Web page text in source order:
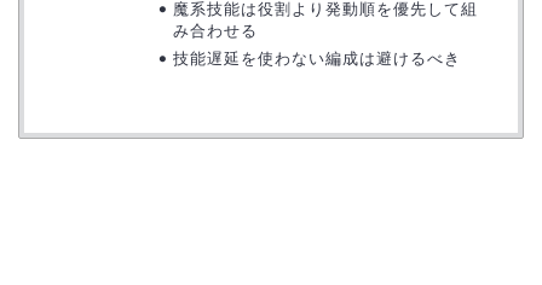
魔系技能は役割より発動順を優先して組
み合わせる
技能遅延を使わない編成は避けるべき